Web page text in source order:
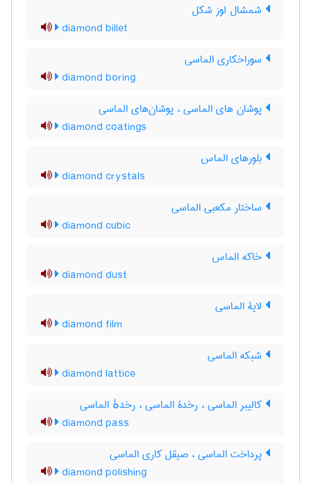
شمشال لوز شکل
diamond billet
سوراخکاری الماسی
diamond boring
پوشان های الماسی ، پوشان‌های الماسی
diamond coatings
بلورهای الماس
diamond crystals
ساختار مکعبی الماسی
diamond cubic
خاکه الماس
diamond dust
لایۀ الماسی
diamond film
شبکه الماسی
diamond lattice
کالیبر الماسی ، رخدۀ الماسی ، رخدهٔ الماسی
diamond pass
پرداخت الماسی ، صیقل کاری الماسی
diamond polishing